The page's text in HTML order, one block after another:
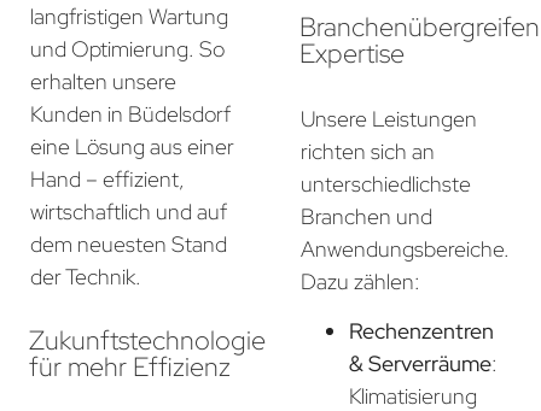
langfristigen Wartung
und Optimierung. So
erhalten unsere
Kunden in Büdelsdorf
eine Lösung aus einer
Hand – effizient,
wirtschaftlich und auf
dem neuesten Stand
der Technik.
Zukunftstechnologie
für mehr Effizienz
Expertise
Unsere Leistungen
richten sich an
unterschiedlichste
Branchen und
Anwendungsbereiche.
Dazu zählen:
Rechenzentren
& Serverräume:
Klimatisierung